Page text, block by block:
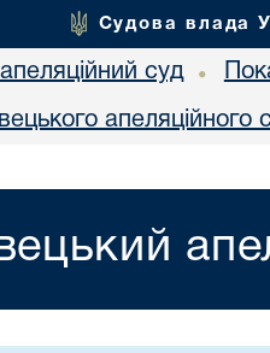
Судова влада
суд •
апеляційного